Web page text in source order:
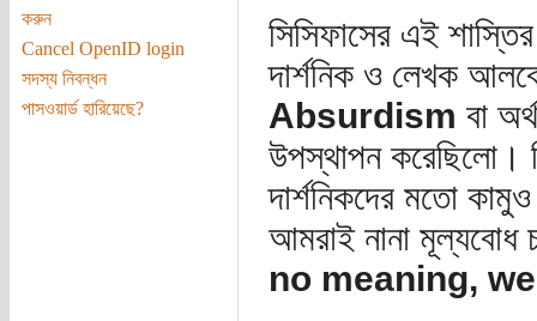
করুন
Cancel OpenID login
সদস্য নিবন্ধন
পাসওয়ার্ড হারিয়েছে?
সিসিফাসের এই
দার্শনিক ও লেখক
Absurdism বা
উপস্থাপন করেছিলো।
দার্শনিকদের মতো
আমরাই নানা মূল্যবোধ
no meaning,